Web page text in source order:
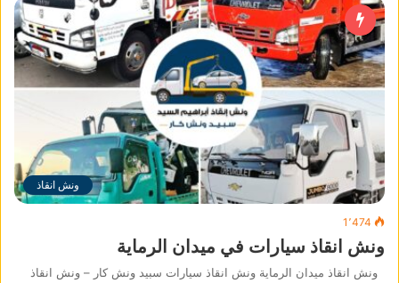
ونش انقاذ
1٬474
ونش انقاذ سيارات في ميدان الرماية
ونش انقاذ ميدان الرماية ونش انقاذ سيارات سبيد ونش كار – ونش انقاذ